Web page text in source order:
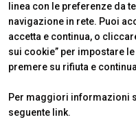
linea con le preferenze da
navigazione in rete. Puoi
accetta e continua, o
sui cookie” per impostare
premere su rifiuta e
Per maggiori informazioni
seguente link.